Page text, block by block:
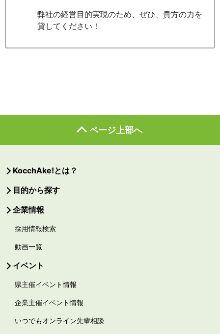
弊社の経営目的実現のため、ぜひ、貴方の力を
貸してください！
ページ上部へ
KocchAke!とは？
目的から探す
企業情報
採用情報検索
動画一覧
イベント
県主催イベント情報
企業主催イベント情報
いつでもオンライン先輩相談